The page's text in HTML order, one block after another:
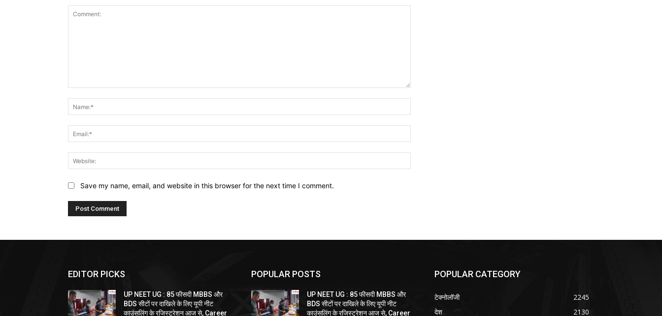
Save my name, email, and website in this browser for the next time I comment.
EDITOR PICKS
UP NEET UG : 85 फीसदी MBBS और
BDS सीटों पर दाखिले के लिए यूपी नीट
काउंसलिंग के रजिस्ट्रेशन आज से, Career
POPULAR POSTS
UP NEET UG : 85 फीसदी MBBS और
BDS सीटों पर दाखिले के लिए यूपी नीट
काउंसलिंग के रजिस्ट्रेशन आज से, Career
POPULAR CATEGORY
टेक्नोलॉजी
2245
देश
2130